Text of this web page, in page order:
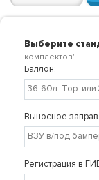
Выберите
комплектов"
Баллон:
Выносное
Регистрация в